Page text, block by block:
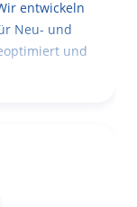
entwickeln
Neu- und
und